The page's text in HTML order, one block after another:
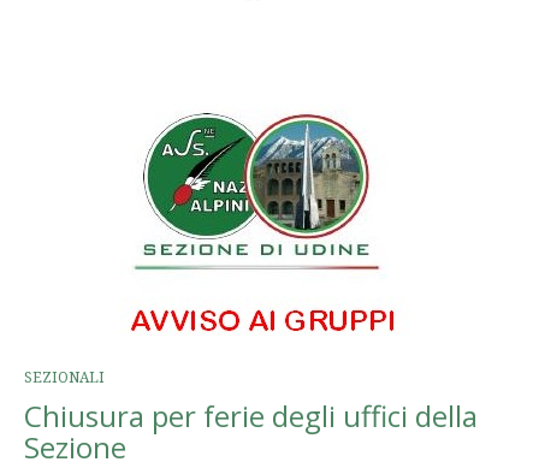
SEZIONALI
Chiusura per ferie degli uffici della
Sezione